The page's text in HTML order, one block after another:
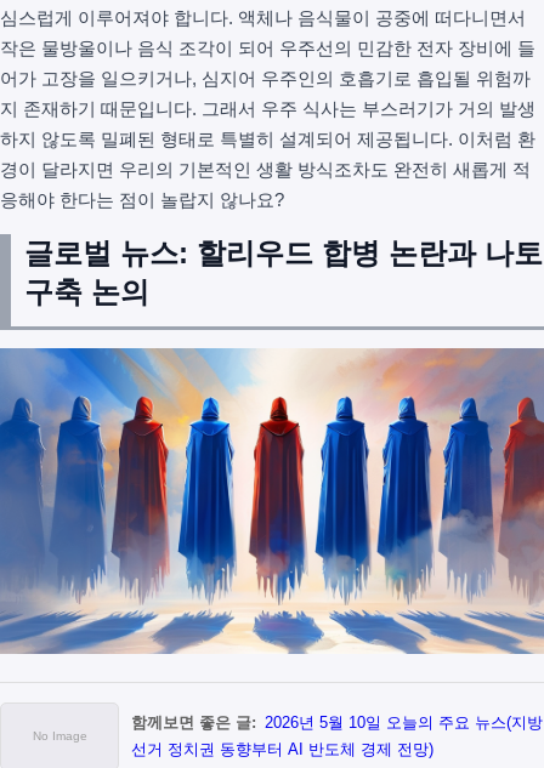
심스럽게 이루어져야 합니다. 액체나 음식물이 공중에 떠다니면서
작은 물방울이나 음식 조각이 되어 우주선의 민감한 전자 장비에 들
어가 고장을 일으키거나, 심지어 우주인의 호흡기로 흡입될 위험까
지 존재하기 때문입니다. 그래서 우주 식사는 부스러기가 거의 발생
하지 않도록 밀폐된 형태로 특별히 설계되어 제공됩니다. 이처럼 환
경이 달라지면 우리의 기본적인 생활 방식조차도 완전히 새롭게 적
응해야 한다는 점이 놀랍지 않나요?
글로벌 뉴스: 할리우드 합병 논란과 나토
구축 논의
함께보면 좋은 글: 2026년 5월 10일 오늘의 주요 뉴스(지방
선거 정치권 동향부터 AI 반도체 경제 전망)